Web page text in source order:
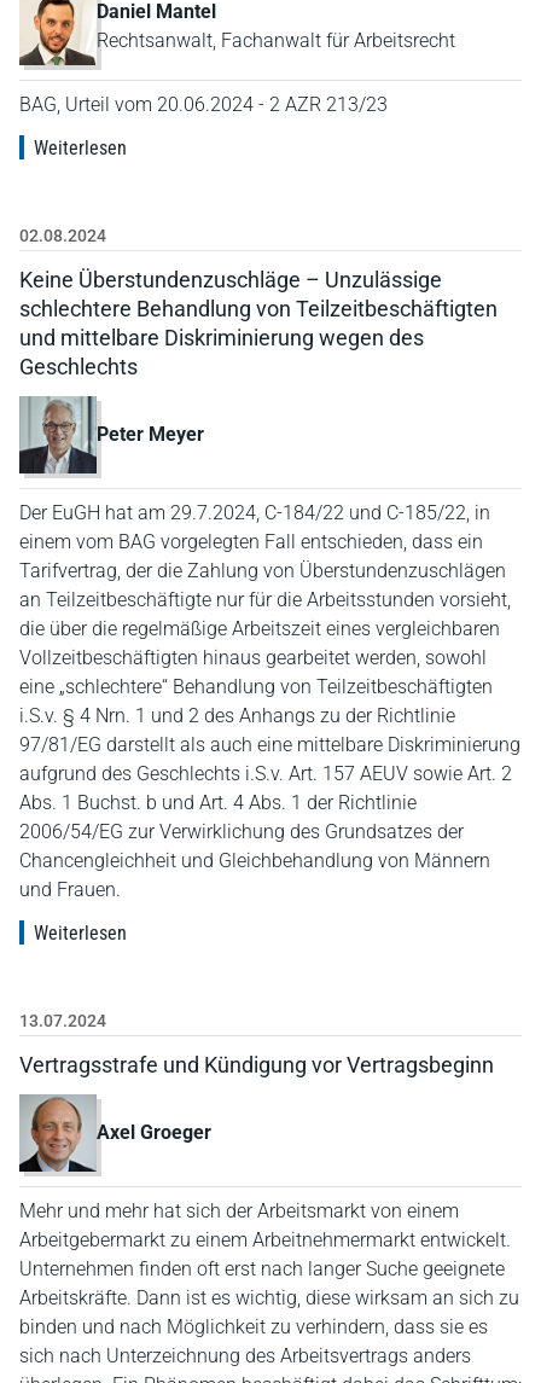
Daniel Mantel
Rechtsanwalt, Fachanwalt für Arbeitsrecht
BAG, Urteil vom 20.06.2024 - 2 AZR 213/23
Weiterlesen
02.08.2024
Keine Überstundenzuschläge – Unzulässige
schlechtere Behandlung von Teilzeitbeschäftigten
und mittelbare Diskriminierung wegen des
Geschlechts
Peter Meyer
Der EuGH hat am 29.7.2024, C-184/22 und C-185/22, in
einem vom BAG vorgelegten Fall entschieden, dass ein
Tarifvertrag, der die Zahlung von Überstundenzuschlägen
an Teilzeitbeschäftigte nur für die Arbeitsstunden vorsieht,
die über die regelmäßige Arbeitszeit eines vergleichbaren
Vollzeitbeschäftigten hinaus gearbeitet werden, sowohl
eine „schlechtere“ Behandlung von Teilzeitbeschäftigten
i.S.v. § 4 Nrn. 1 und 2 des Anhangs zu der Richtlinie
97/81/EG darstellt als auch eine mittelbare Diskriminierung
aufgrund des Geschlechts i.S.v. Art. 157 AEUV sowie Art. 2
Abs. 1 Buchst. b und Art. 4 Abs. 1 der Richtlinie
2006/54/EG zur Verwirklichung des Grundsatzes der
Chancengleichheit und Gleichbehandlung von Männern
und Frauen.
Weiterlesen
13.07.2024
Vertragsstrafe und Kündigung vor Vertragsbeginn
Axel Groeger
Mehr und mehr hat sich der Arbeitsmarkt von einem
Arbeitgebermarkt zu einem Arbeitnehmermarkt entwickelt.
Unternehmen finden oft erst nach langer Suche geeignete
Arbeitskräfte. Dann ist es wichtig, diese wirksam an sich zu
binden und nach Möglichkeit zu verhindern, dass sie es
sich nach Unterzeichnung des Arbeitsvertrags anders